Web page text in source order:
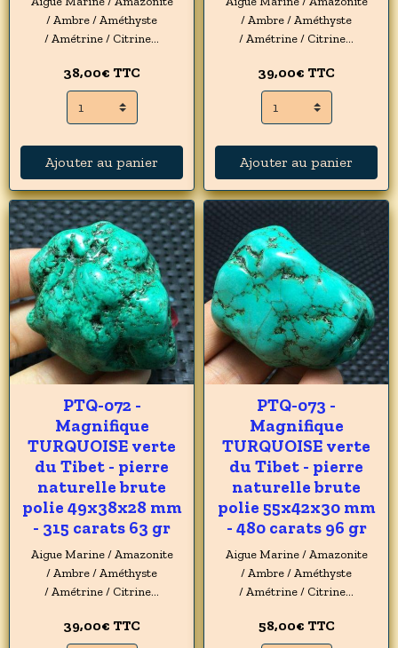
/ Ambre / Améthyste
/ Amétrine / Citrine...
38,00€ TTC
Ajouter au panier
/ Ambre / Améthyste
/ Amétrine / Citrine...
39,00€ TTC
Ajouter au panier
PTQ-072 -
Magnifique
TURQUOISE verte
du Tibet - pierre
naturelle brute
polie 49x38x28 mm
- 315 carats 63 gr
Aigue Marine / Amazonite
/ Ambre / Améthyste
/ Amétrine / Citrine...
39,00€ TTC
PTQ-073 -
Magnifique
TURQUOISE verte
du Tibet - pierre
naturelle brute
polie 55x42x30 mm
- 480 carats 96 gr
Aigue Marine / Amazonite
/ Ambre / Améthyste
/ Amétrine / Citrine...
58,00€ TTC